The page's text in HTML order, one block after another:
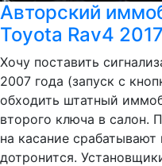
Авторский
Toyota Rav4 2017
Хочу поставить
2007 года (запуск с
обходить штатный
второго ключа в салон.
на касание
дотронится.